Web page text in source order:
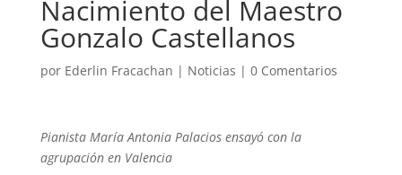
Nacimiento del Maestro
Gonzalo Castellanos
por Ederlin Fracachan | Noticias | 0 Comentarios
Pianista María Antonia Palacios ensayó con la
agrupación en Valencia